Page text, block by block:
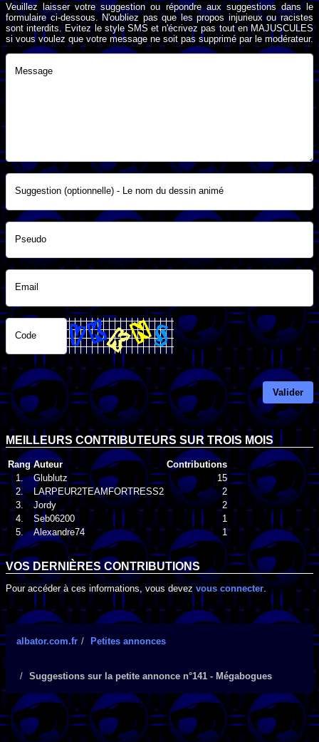
Veuillez laisser votre suggestion ou répondre aux suggestions dans le
formulaire ci-dessous. N'oubliez pas que les propos injurieux ou racistes
sont interdits. Evitez le style SMS et n'écrivez pas tout en MAJUSCULES
si vous voulez que votre message ne soit pas supprimé par le modérateur.
Message
Suggestion (optionnelle) - Le nom du dessin animé
Pseudo
Email
Code
Valider
MEILLEURS CONTRIBUTEURS SUR TROIS MOIS
Rang Auteur
Contributions
1.
Glublutz
15
2.
LARPEUR2TEAMFORTRESS2
2
3.
Jordy
2
4.
Seb06200
1
5.
Alexandre74 1
VOS DERNIÈRES CONTRIBUTIONS
Pour accéder à ces informations, vous devezvous connecter.
albator.com.fr Petites annonces
Suggestions sur la petite annonce n°141 - Mégabogues